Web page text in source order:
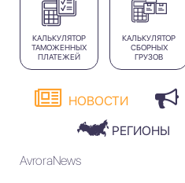
КАЛЬКУЛЯТОР
ТАМОЖЕННЫХ
ПЛАТЕЖЕЙ
КАЛЬКУЛЯТОР
СБОРНЫХ
ГРУЗОВ
НОВОСТИ
РЕГИОНЫ
AvroraNews